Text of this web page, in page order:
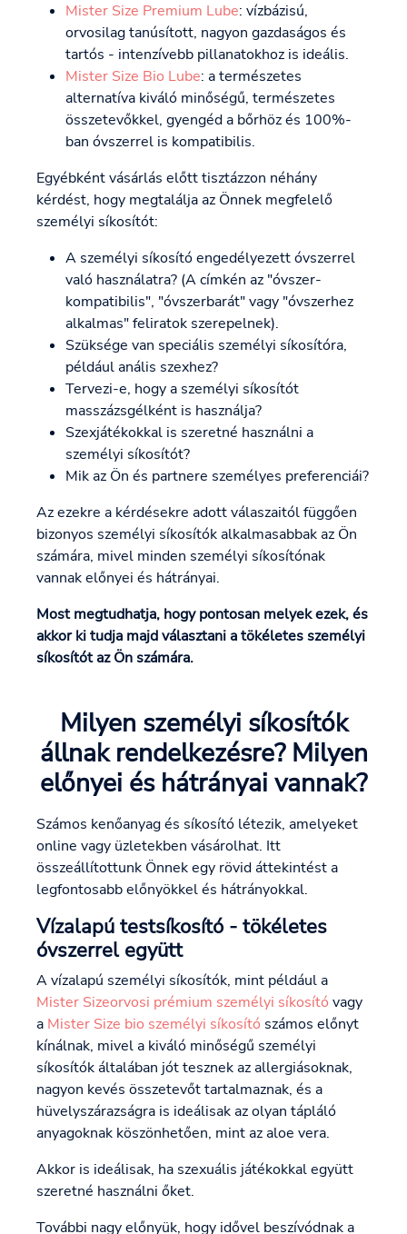
Mister Size Premium Lube: vízbázisú,
orvosilag tanúsított, nagyon gazdaságos és
tartós - intenzívebb pillanatokhoz is ideális.
Mister Size Bio Lube: a természetes
alternatíva kiváló minőségű, természetes
összetevőkkel, gyengéd a bőrhöz és 100%-
ban óvszerrel is kompatibilis.
Egyébként vásárlás előtt tisztázzon néhány
kérdést, hogy megtalálja az Önnek megfelelő
személyi síkosítót:
A személyi síkosító engedélyezett óvszerrel
való használatra? (A címkén az "óvszer-
kompatibilis", "óvszerbarát" vagy "óvszerhez
alkalmas" feliratok szerepelnek).
Szüksége van speciális személyi síkosítóra,
például anális szexhez?
Tervezi-e, hogy a személyi síkosítót
masszázsgélként is használja?
Szexjátékokkal is szeretné használni a
személyi síkosítót?
Mik az Ön és partnere személyes preferenciái?
Az ezekre a kérdésekre adott válaszaitól függően
bizonyos személyi síkosítók alkalmasabbak az Ön
számára, mivel minden személyi síkosítónak
vannak előnyei és hátrányai.
Most megtudhatja, hogy pontosan melyek ezek, és
akkor ki tudja majd választani a tökéletes személyi
síkosítót az Ön számára.
Milyen személyi síkosítók
állnak rendelkezésre? Milyen
előnyei és hátrányai vannak?
Számos kenőanyag és síkosító létezik, amelyeket
online vagy üzletekben vásárolhat. Itt
összeállítottunk Önnek egy rövid áttekintést a
legfontosabb előnyökkel és hátrányokkal.
Vízalapú testsíkosító - tökéletes
óvszerrel együtt
A vízalapú személyi síkosítók, mint például a
Mister Sizeorvosi prémium személyi síkosító vagy
a Mister Size bio személyi síkosító számos előnyt
kínálnak, mivel a kiváló minőségű személyi
síkosítók általában jót tesznek az allergiásoknak,
nagyon kevés összetevőt tartalmaznak, és a
hüvelyszárazságra is ideálisak az olyan tápláló
anyagoknak köszönhetően, mint az aloe vera.
Akkor is ideálisak, ha szexuális játékokkal együtt
szeretné használni őket.
További nagy előnyük, hogy idővel beszívódnak a